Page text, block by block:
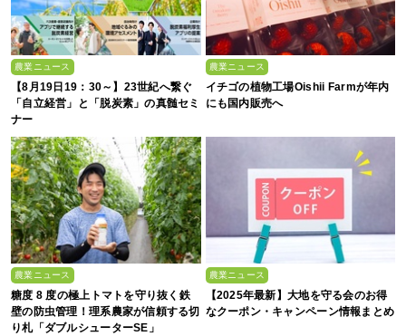
農業ニュース
【8月19日19：30～】23世紀へ繋ぐ
「自立経営」と「脱炭素」の真髄セミ
ナー
農業ニュース
イチゴの植物工場Oishii Farmが年内
にも国内販売へ
農業ニュース
糖度 8 度の極上トマトを守り抜く鉄
壁の防虫管理！理系農家が信頼する切
り札「ダブルシューターSE」
農業ニュース
【2025年最新】大地を守る会のお得
なクーポン・キャンペーン情報まとめ